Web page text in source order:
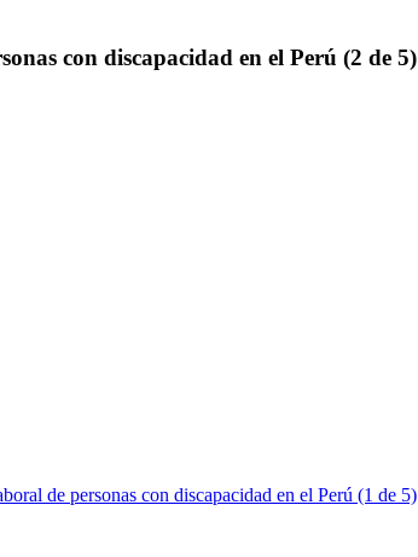
con discapacidad en el Perú (2 de 5)
de personas con discapacidad en el Perú (1 de 5)